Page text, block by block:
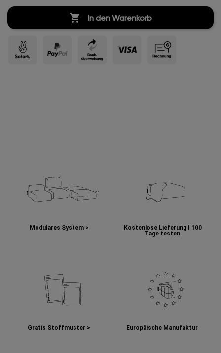
 In den Warenkorb
Modulares System > Kostenlose Lieferung I 100
Tage testen
Gratis Stoffmuster > Europäische Manufaktur